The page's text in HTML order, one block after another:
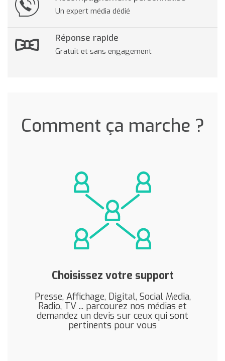
Un expert média dédié
Réponse rapide
Gratuit et sans engagement
Comment ça marche ?
Choisissez votre support
Presse, Affichage, Digital, Social Media,
Radio, TV ... parcourez nos médias et
demandez un devis sur ceux qui sont
pertinents pour vous